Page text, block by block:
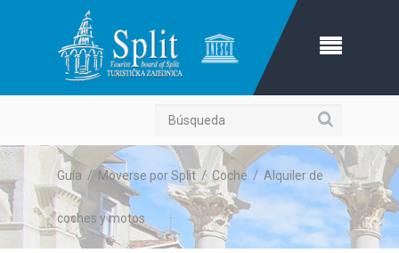
Búsqueda
Guía / Moverse por Split / Coche / Alquiler de
coches y motos